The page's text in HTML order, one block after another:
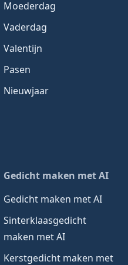
Moederdag
Vaderdag
Valentijn
Pasen
Nieuwjaar
Gedicht maken met AI
Gedicht maken met AI
Sinterklaasgedicht
maken met AI
Kerstgedicht maken met